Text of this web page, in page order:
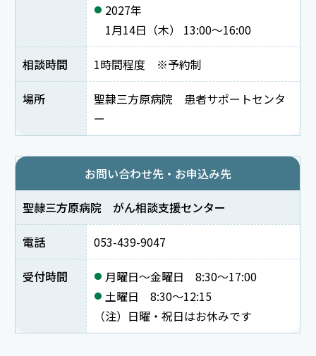
2027年
1月14日（木） 13:00～16:00
相談時間 1時間程度 ※予約制
場所
聖隷三方原病院 患者サポートセンタ
ー
お問い合わせ先・お申込み先
聖隷三方原病院 がん相談支援センター
電話 053-439-9047
受付時間
月曜日～金曜日 8:30～17:00
土曜日 8:30～12:15
（注）日曜・祝日はお休みです